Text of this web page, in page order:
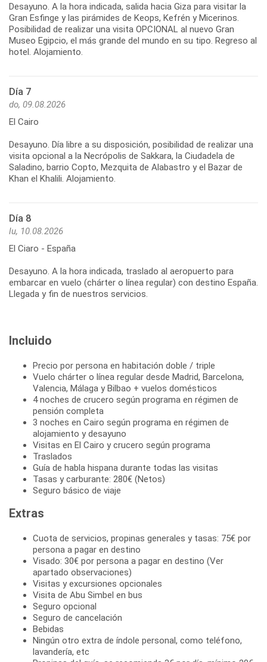
Desayuno. A la hora indicada, salida hacia Giza para visitar la
Gran Esfinge y las pirámides de Keops, Kefrén y Micerinos.
Posibilidad de realizar una visita OPCIONAL al nuevo Gran
Museo Egipcio, el más grande del mundo en su tipo. Regreso al
hotel. Alojamiento.
Día 7
do, 09.08.2026
El Cairo
Desayuno. Día libre a su disposición, posibilidad de realizar una
visita opcional a la Necrópolis de Sakkara, la Ciudadela de
Saladino, barrio Copto, Mezquita de Alabastro y el Bazar de
Khan el Khalili. Alojamiento.
Día 8
lu, 10.08.2026
El Ciaro - España
Desayuno. A la hora indicada, traslado al aeropuerto para
embarcar en vuelo (chárter o línea regular) con destino España.
Llegada y fin de nuestros servicios.
Incluido
Precio por persona en habitación doble / triple
Vuelo chárter o línea regular desde Madrid, Barcelona,
Valencia, Málaga y Bilbao + vuelos domésticos
4 noches de crucero según programa en régimen de
pensión completa
3 noches en Cairo según programa en régimen de
alojamiento y desayuno
Visitas en El Cairo y crucero según programa
Traslados
Guía de habla hispana durante todas las visitas
Tasas y carburante: 280€ (Netos)
Seguro básico de viaje
Extras
Cuota de servicios, propinas generales y tasas: 75€ por
persona a pagar en destino
Visado: 30€ por persona a pagar en destino (Ver
apartado observaciones)
Visitas y excursiones opcionales
Visita de Abu Simbel en bus
Seguro opcional
Seguro de cancelación
Bebidas
Ningún otro extra de índole personal, como teléfono,
lavandería, etc